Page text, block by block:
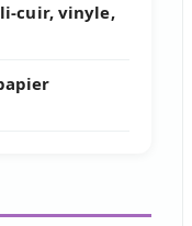
cuir, vinyle,